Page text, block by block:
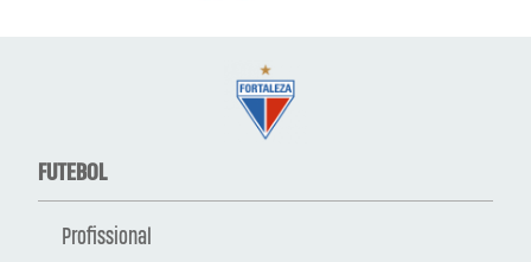
FUTEBOL
Profissional